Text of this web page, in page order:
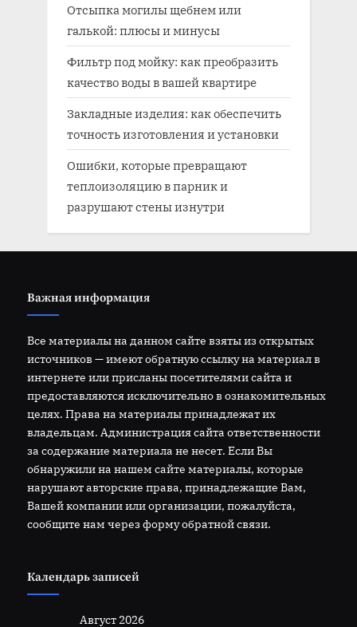
Отсыпка могилы щебнем или
галькой: плюсы и минусы
Фильтр под мойку: как преобразить
качество воды в вашей квартире
Закладные изделия: как обеспечить
точность изготовления и установки
Ошибки, которые превращают
теплоизоляцию в парник и
разрушают стены изнутри
Важная информация
Все материалы на данном сайте взяты из открытых
источников — имеют обратную ссылку на материал в
интернете или присланы посетителями сайта и
предоставляются исключительно в ознакомительных
целях. Права на материалы принадлежат их
владельцам. Администрация сайта ответственности
за содержание материала не несет. Если Вы
обнаружили на нашем сайте материалы, которые
нарушают авторские права, принадлежащие Вам,
Вашей компании или организации, пожалуйста,
сообщите нам через форму обратной связи.
Календарь записей
Август 2026